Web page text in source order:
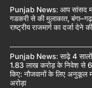
Punjab News: आप सांसद
गडकरी से की मुलाकात,
राष्ट्रीय राजमार्ग का दर्जा देने
Punjab News: साढ़े 4 सालों
1.83 लाख करोड़ के निवेश से
किए: नौजवानों के लिए अनुकूल
अरोड़ा